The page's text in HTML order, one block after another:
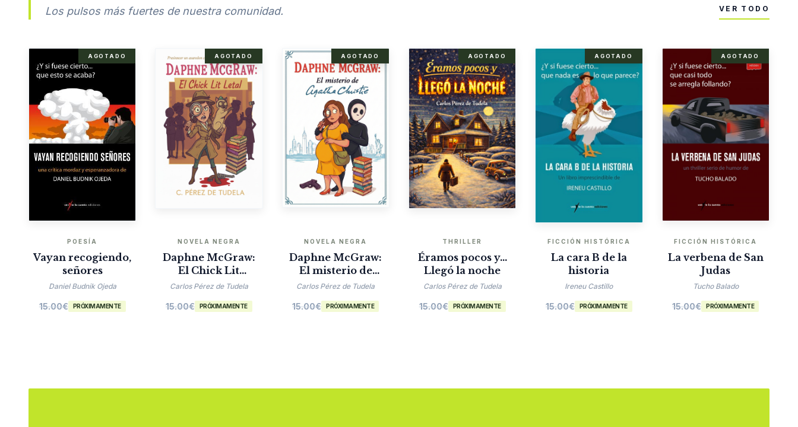
Los pulsos más fuertes de nuestra comunidad. VER TODO
AGOTADO
POESÍA
Vayan recogiendo,
señores
Daniel Budnik Ojeda
15.00€ PRÓXIMAMENTE
AGOTADO
NOVELA NEGRA
Daphne McGraw:
El Chick Lit
Mortal
Carlos Pérez de Tudela
15.00€ PRÓXIMAMENTE
AGOTADO
NOVELA NEGRA
Daphne McGraw:
El misterio de
Agatha Christie
Carlos Pérez de Tudela
15.00€ PRÓXIMAMENTE
AGOTADO
THRILLER
Éramos pocos y…
Llegó la noche
Carlos Pérez de Tudela
15.00€ PRÓXIMAMENTE
AGOTADO
FICCIÓN HISTÓRICA
La cara B de la
historia
Ireneu Castillo
15.00€ PRÓXIMAMENTE
AGOTADO
FICCIÓN HISTÓRICA
La verbena de San
Judas
Tucho Balado
15.00€ PRÓXIMAMENTE